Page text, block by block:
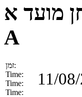
A
זמן:
Time:
Time:
Time:
11/